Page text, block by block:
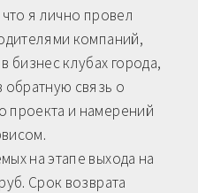
я лично провел
компаний,
бизнес клубах города,
обратную связь о
проекта и намерений
на этапе выхода на
Срок возврата